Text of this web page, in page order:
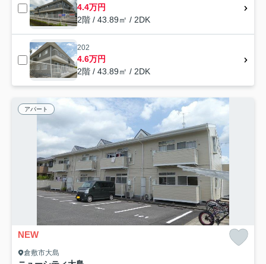
4.4万円
2階 / 43.89㎡ / 2DK
202
4.6万円
2階 / 43.89㎡ / 2DK
アパート
NEW
倉敷市大島